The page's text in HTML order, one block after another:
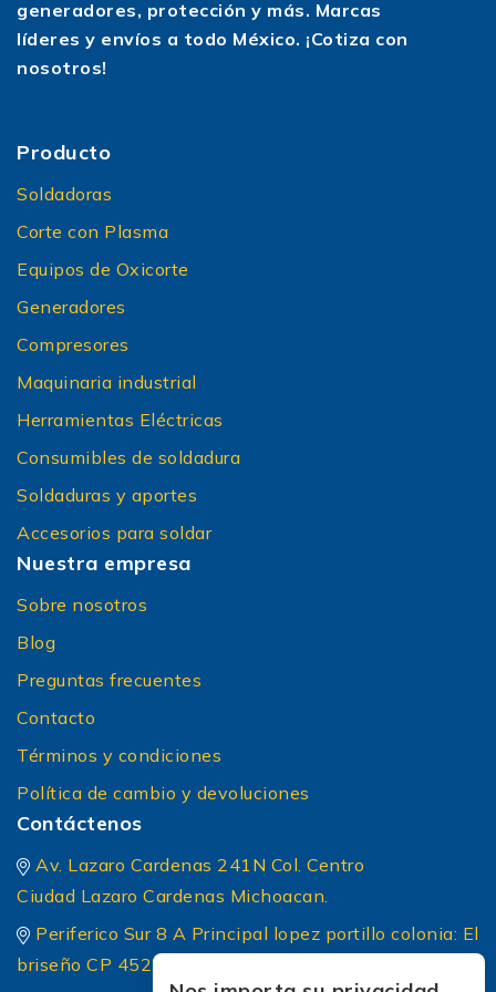
generadores, protección y más. Marcas
líderes y envíos a todo México. ¡Cotiza con
nosotros!
Producto
Soldadoras
Corte con Plasma
Equipos de Oxicorte
Generadores
Compresores
Maquinaria industrial
Herramientas Eléctricas
Consumibles de soldadura
Soldaduras y aportes
Accesorios para soldar
Nuestra empresa
Sobre nosotros
Blog
Preguntas frecuentes
Contacto
Términos y condiciones
Política de cambio y devoluciones
Contáctenos
Av. Lazaro Cardenas 241N Col. Centro
Ciudad Lazaro Cardenas Michoacan.
Periferico Sur 8 A Principal lopez portillo colonia: El
briseño CP 45236 Zapopan Jalisco